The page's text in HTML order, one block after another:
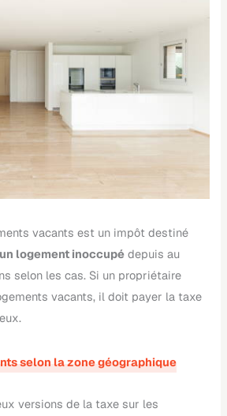
vacants est un impôt destiné
logement inoccupé depuis au
selon les cas. Si un propriétaire
vacants, il doit payer la taxe
selon la zone géographique
versions de la taxe sur les